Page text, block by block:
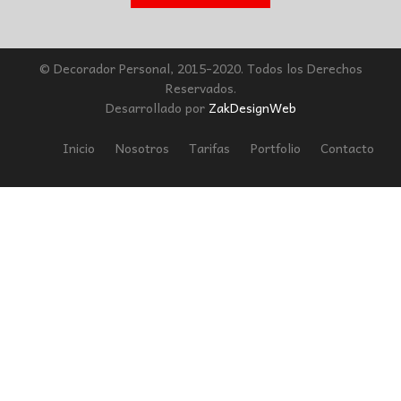
© Decorador Personal, 2015-2020. Todos los Derechos
Reservados.
Desarrollado por ZakDesignWeb
Inicio Nosotros Tarifas Portfolio Contacto